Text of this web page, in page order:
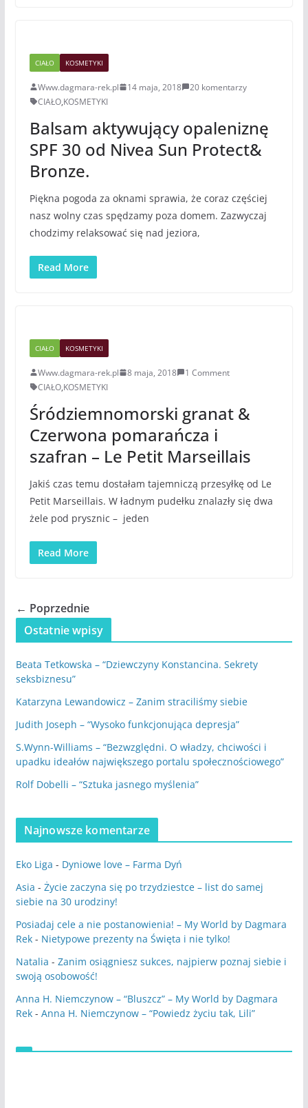
CIAŁO KOSMETYKI
Www.dagmara-rek.pl 14 maja, 2018
20 komentarzy
CIAŁO,KOSMETYKI
Balsam aktywujący opaleniznę
SPF 30 od Nivea Sun Protect&
Bronze.
Piękna pogoda za oknami sprawia, że coraz częściej
nasz wolny czas spędzamy poza domem. Zazwyczaj
chodzimy relaksować się nad jeziora,
Read More
CIAŁO KOSMETYKI
Www.dagmara-rek.pl 8 maja, 2018
1 Comment
CIAŁO,KOSMETYKI
Śródziemnomorski granat &
Czerwona pomarańcza i
szafran – Le Petit Marseillais
Jakiś czas temu dostałam tajemniczą przesyłkę od Le
Petit Marseillais. W ładnym pudełku znalazły się dwa
żele pod prysznic – jeden
Read More
← Poprzednie
Ostatnie wpisy
Beata Tetkowska – “Dziewczyny Konstancina. Sekrety
seksbiznesu”
Katarzyna Lewandowicz – Zanim straciliśmy siebie
Judith Joseph – “Wysoko funkcjonująca depresja”
S.Wynn-Williams – “Bezwzględni. O władzy, chciwości i
upadku ideałów największego portalu społecznościowego”
Rolf Dobelli – “Sztuka jasnego myślenia”
Najnowsze komentarze
Eko Liga - Dyniowe love – Farma Dyń
Asia - Życie zaczyna się po trzydziestce – list do samej
siebie na 30 urodziny!
Posiadaj cele a nie postanowienia! – My World by Dagmara
Rek- Nietypowe prezenty na Święta i nie tylko!
Natalia - Zanim osiągniesz sukces, najpierw poznaj siebie i
swoją osobowość!
Anna H. Niemczynow – “Bluszcz” – My World by Dagmara
Rek- Anna H. Niemczynow – “Powiedz życiu tak, Lili”